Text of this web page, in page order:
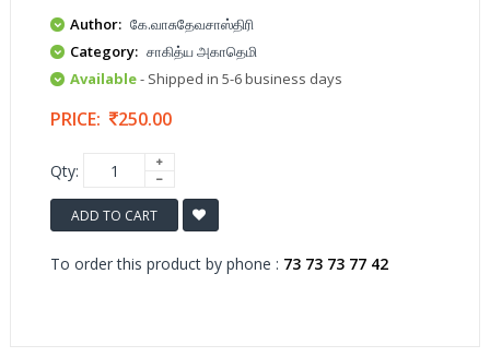
Author: கே.வாசுதேவசாஸ்திரி
Category: சாகித்ய அகாதெமி
Available- Shipped in 5-6 business days
PRICE: 250.00
Qty:
ADD TO CART
To order this product by phone : 73 73 73 77 42